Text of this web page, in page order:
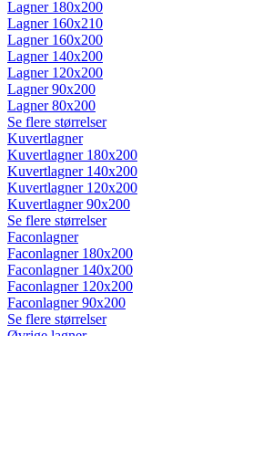
Lagner 180x200
Lagner 160x210
Lagner 160x200
Lagner 140x200
Lagner 120x200
Lagner 90x200
Lagner 80x200
Se flere størrelser
Kuvertlagner
Kuvertlagner 180x200
Kuvertlagner 140x200
Kuvertlagner 120x200
Kuvertlagner 90x200
Se flere størrelser
Faconlagner
Faconlagner 180x200
Faconlagner 140x200
Faconlagner 120x200
Faconlagner 90x200
Se flere størrelser
Øvrige lagner